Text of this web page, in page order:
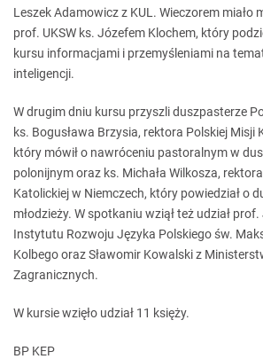
Leszek Adamowicz z KUL. Wieczorem miało
prof. UKSW ks. Józefem Klochem, który
kursu informacjami i przemyśleniami na
inteligencji.
W drugim dniu kursu przyszli duszpasterze
ks. Bogusława Brzysia, rektora Polskiej Misji
który mówił o nawróceniu pastoralnym w
polonijnym oraz ks. Michała Wilkosza,
Katolickiej w Niemczech, który powiedział o
młodzieży. W spotkaniu wziął też udział
Instytutu Rozwoju Języka Polskiego św.
Kolbego oraz Sławomir Kowalski z
Zagranicznych.
W kursie wzięło udział 11 księży.
BP KEP